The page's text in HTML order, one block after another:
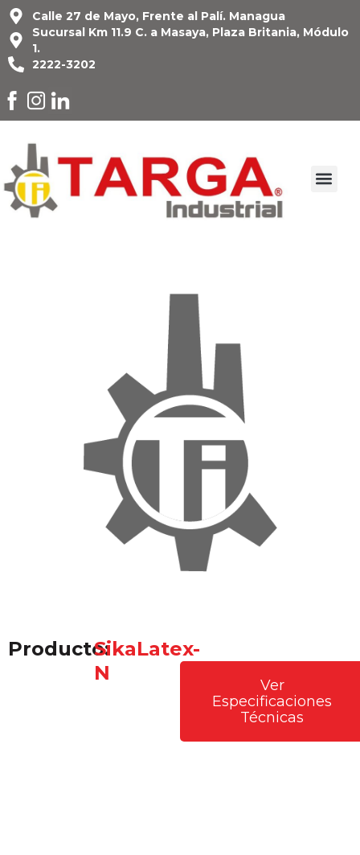
Calle 27 de Mayo, Frente al Palí. Managua
Sucursal Km 11.9 C. a Masaya, Plaza Britania, Módulo
1.
2222-3202
Producto:SikaLatex-
N
Ver
Especificaciones
Técnicas